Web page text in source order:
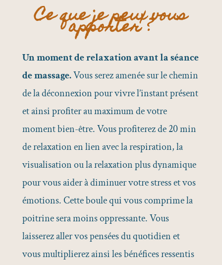
Ce que je peux vous
apporter ?
Un moment de relaxation avant la séance
de massage.Vous serez amenée sur le chemin
de la déconnexion pour vivre l’instant présent
et ainsi profiter au maximum de votre
moment bien-être. Vous profiterez de 20 min
de relaxation en lien avec la respiration, la
visualisation ou la relaxation plus dynamique
pour vous aider à diminuer votre stress et vos
émotions. Cette boule qui vous comprime la
poitrine sera moins oppressante. Vous
laisserez aller vos pensées du quotidien et
vous multiplierez ainsi les bénéfices ressentis